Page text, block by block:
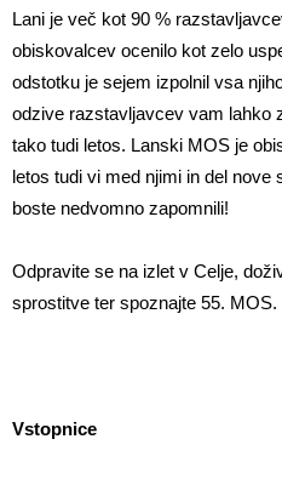
Lani je več kot 90 %
obiskovalcev ocenilo kot zelo
odstotku je sejem izpolnil vsa
odzive razstavljavcev vam lahko
tako tudi letos. Lanski MOS je
letos tudi vi med njimi in del
boste nedvomno zapomnili!
Odpravite se na izlet v Celje,
sprostitve ter spoznajte 55. MOS.
Vstopnice